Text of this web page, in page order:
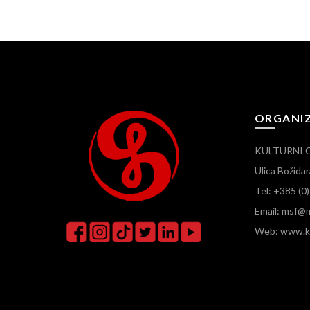
KULTURNI
Ulica
Tel: +385
Email:
Web: